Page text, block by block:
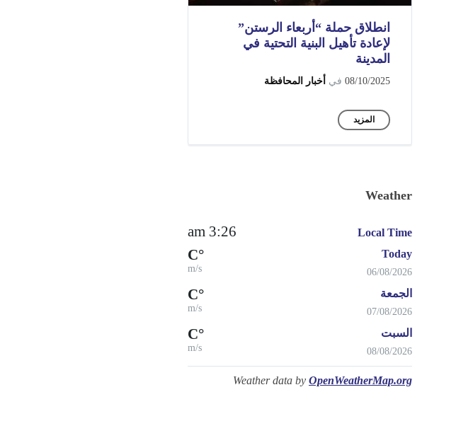
انطلاق حملة “أربعاء الرستن”
لإعادة تأهيل البنية التحتية في
المدينة
08/10/2025 في أخبار المحافظة
المزيد
Weather
Local Time
3:26 am
Today
06/08/2026
°C
m/s
الجمعة
07/08/2026
°C
m/s
السبت
08/08/2026
°C
m/s
Weather data by OpenWeatherMap.org